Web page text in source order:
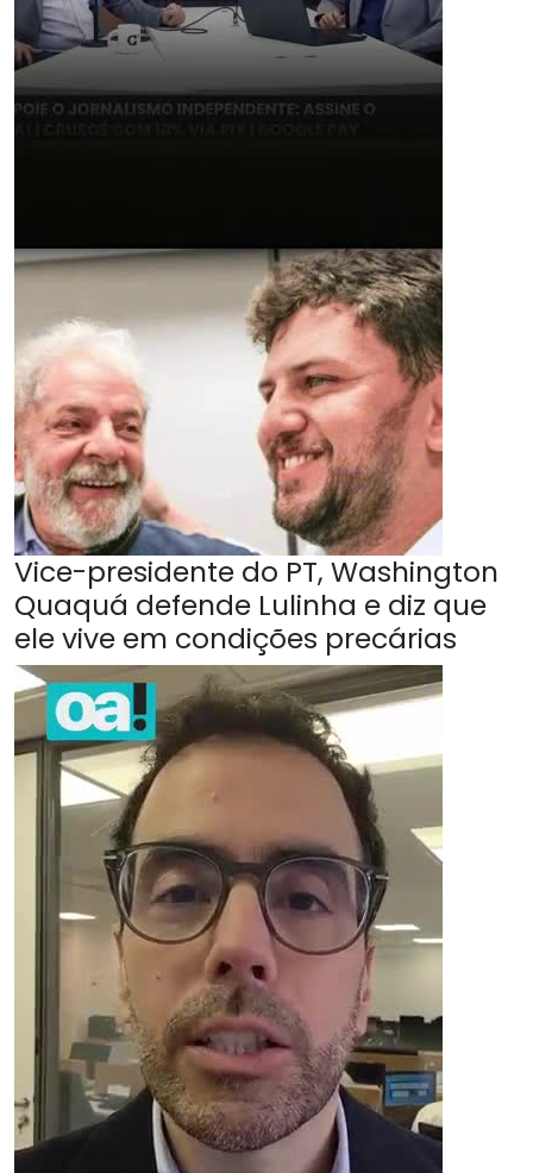
Vice-presidente do PT, Washington
Quaquá defende Lulinha e diz que
ele vive em condições precárias